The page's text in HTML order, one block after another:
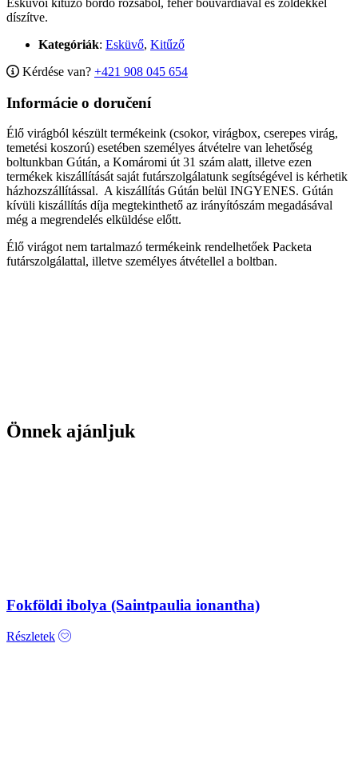
díszítve.
Kategóriák: Esküvő, Kitűző
Kérdése van? +421 908 045 654
Informácie o doručení
Élő virágból készült termékeink (csokor, virágbox, cserepes virág,
temetési koszorú) esetében személyes átvételre van lehetőség
boltunkban Gútán, a Komáromi út 31 szám alatt, illetve ezen
termékek kiszállítását saját futárszolgálatunk segítségével is kérhetik
házhozszállítással. A kiszállítás Gútán belül INGYENES. Gútán
kívüli kiszállítás díja megtekinthető az irányítószám megadásával
még a megrendelés elküldése előtt.
Élő virágot nem tartalmazó termékeink rendelhetőek Packeta
futárszolgálattal, illetve személyes átvétellel a boltban.
Önnek ajánljuk
Fokföldi ibolya (Saintpaulia ionantha)
Részletek